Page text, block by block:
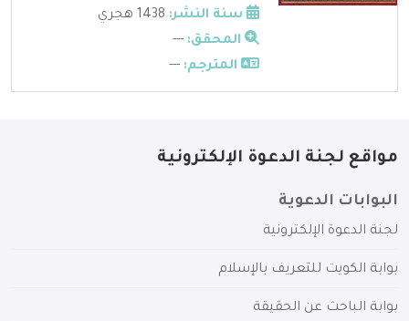
سنة النشر:
المحقق: ---
المترجم: ---
مواقع لجنة الدعوة الإلكترونية
البوابات الدعوية
لجنة الدعوة الإلكترونية
بوابة الكويت للتعريف بالإسلام
بوابة الباحث عن الحقيقة